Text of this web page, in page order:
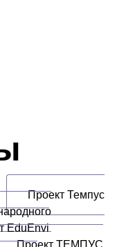
Проект Темпус
EduEnvi
Проект ТЕМПУС